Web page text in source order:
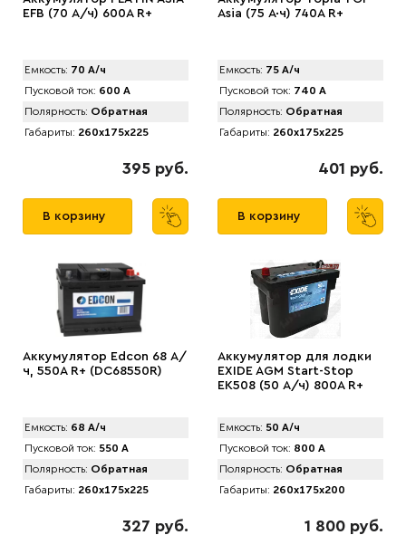
EFB (70 А/ч) 600A R+
Емкость: 70 А/ч
Пусковой ток: 600 А
Полярность: Обратная
Габариты: 260x175x225
395 руб.
В корзину
Asia (75 А·ч) 740A R+
Емкость: 75 А/ч
Пусковой ток: 740 А
Полярность: Обратная
Габариты: 260x175x225
401 руб.
В корзину
Аккумулятор Edcon 68 А/
ч, 550A R+ (DC68550R)
Емкость: 68 А/ч
Пусковой ток: 550 А
Полярность: Обратная
Габариты: 260x175x225
327 руб.
Аккумулятор для лодки
EXIDE AGM Start-Stop
EK508 (50 А/ч) 800A R+
Емкость: 50 А/ч
Пусковой ток: 800 А
Полярность: Обратная
Габариты: 260x175x200
1 800 руб.